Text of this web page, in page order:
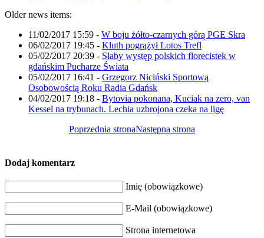
Older news items:
11/02/2017 15:59 - W boju żółto-czarnych górą PGE Skra
06/02/2017 19:45 - Kluth pogrążył Lotos Trefl
05/02/2017 20:39 - Słaby występ polskich florecistek w
gdańskim Pucharze Świata
05/02/2017 16:41 - Grzegorz Niciński Sportową
Osobowością Roku Radia Gdańsk
04/02/2017 19:18 - Bytovia pokonana, Kuciak na zero, van
Kessel na trybunach. Lechia uzbrojona czeka na ligę
Poprzednia stronaNastępna strona
Dodaj komentarz
Imię (obowiązkowe)
E-Mail (obowiązkowe)
Strona internetowa